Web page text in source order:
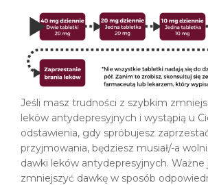
Jeśli masz trudności z szybkim
leków antydepresyjnych i wystąpią u
odstawienia, gdy spróbujesz
przyjmowania, będziesz musiał/-a
dawki leków antydepresyjnych. Ważne
zmniejszyć dawkę w sposób